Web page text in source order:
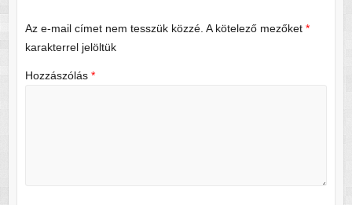
Az e-mail címet nem tesszük közzé. A kötelező mezőket *
karakterrel jelöltük
Hozzászólás *